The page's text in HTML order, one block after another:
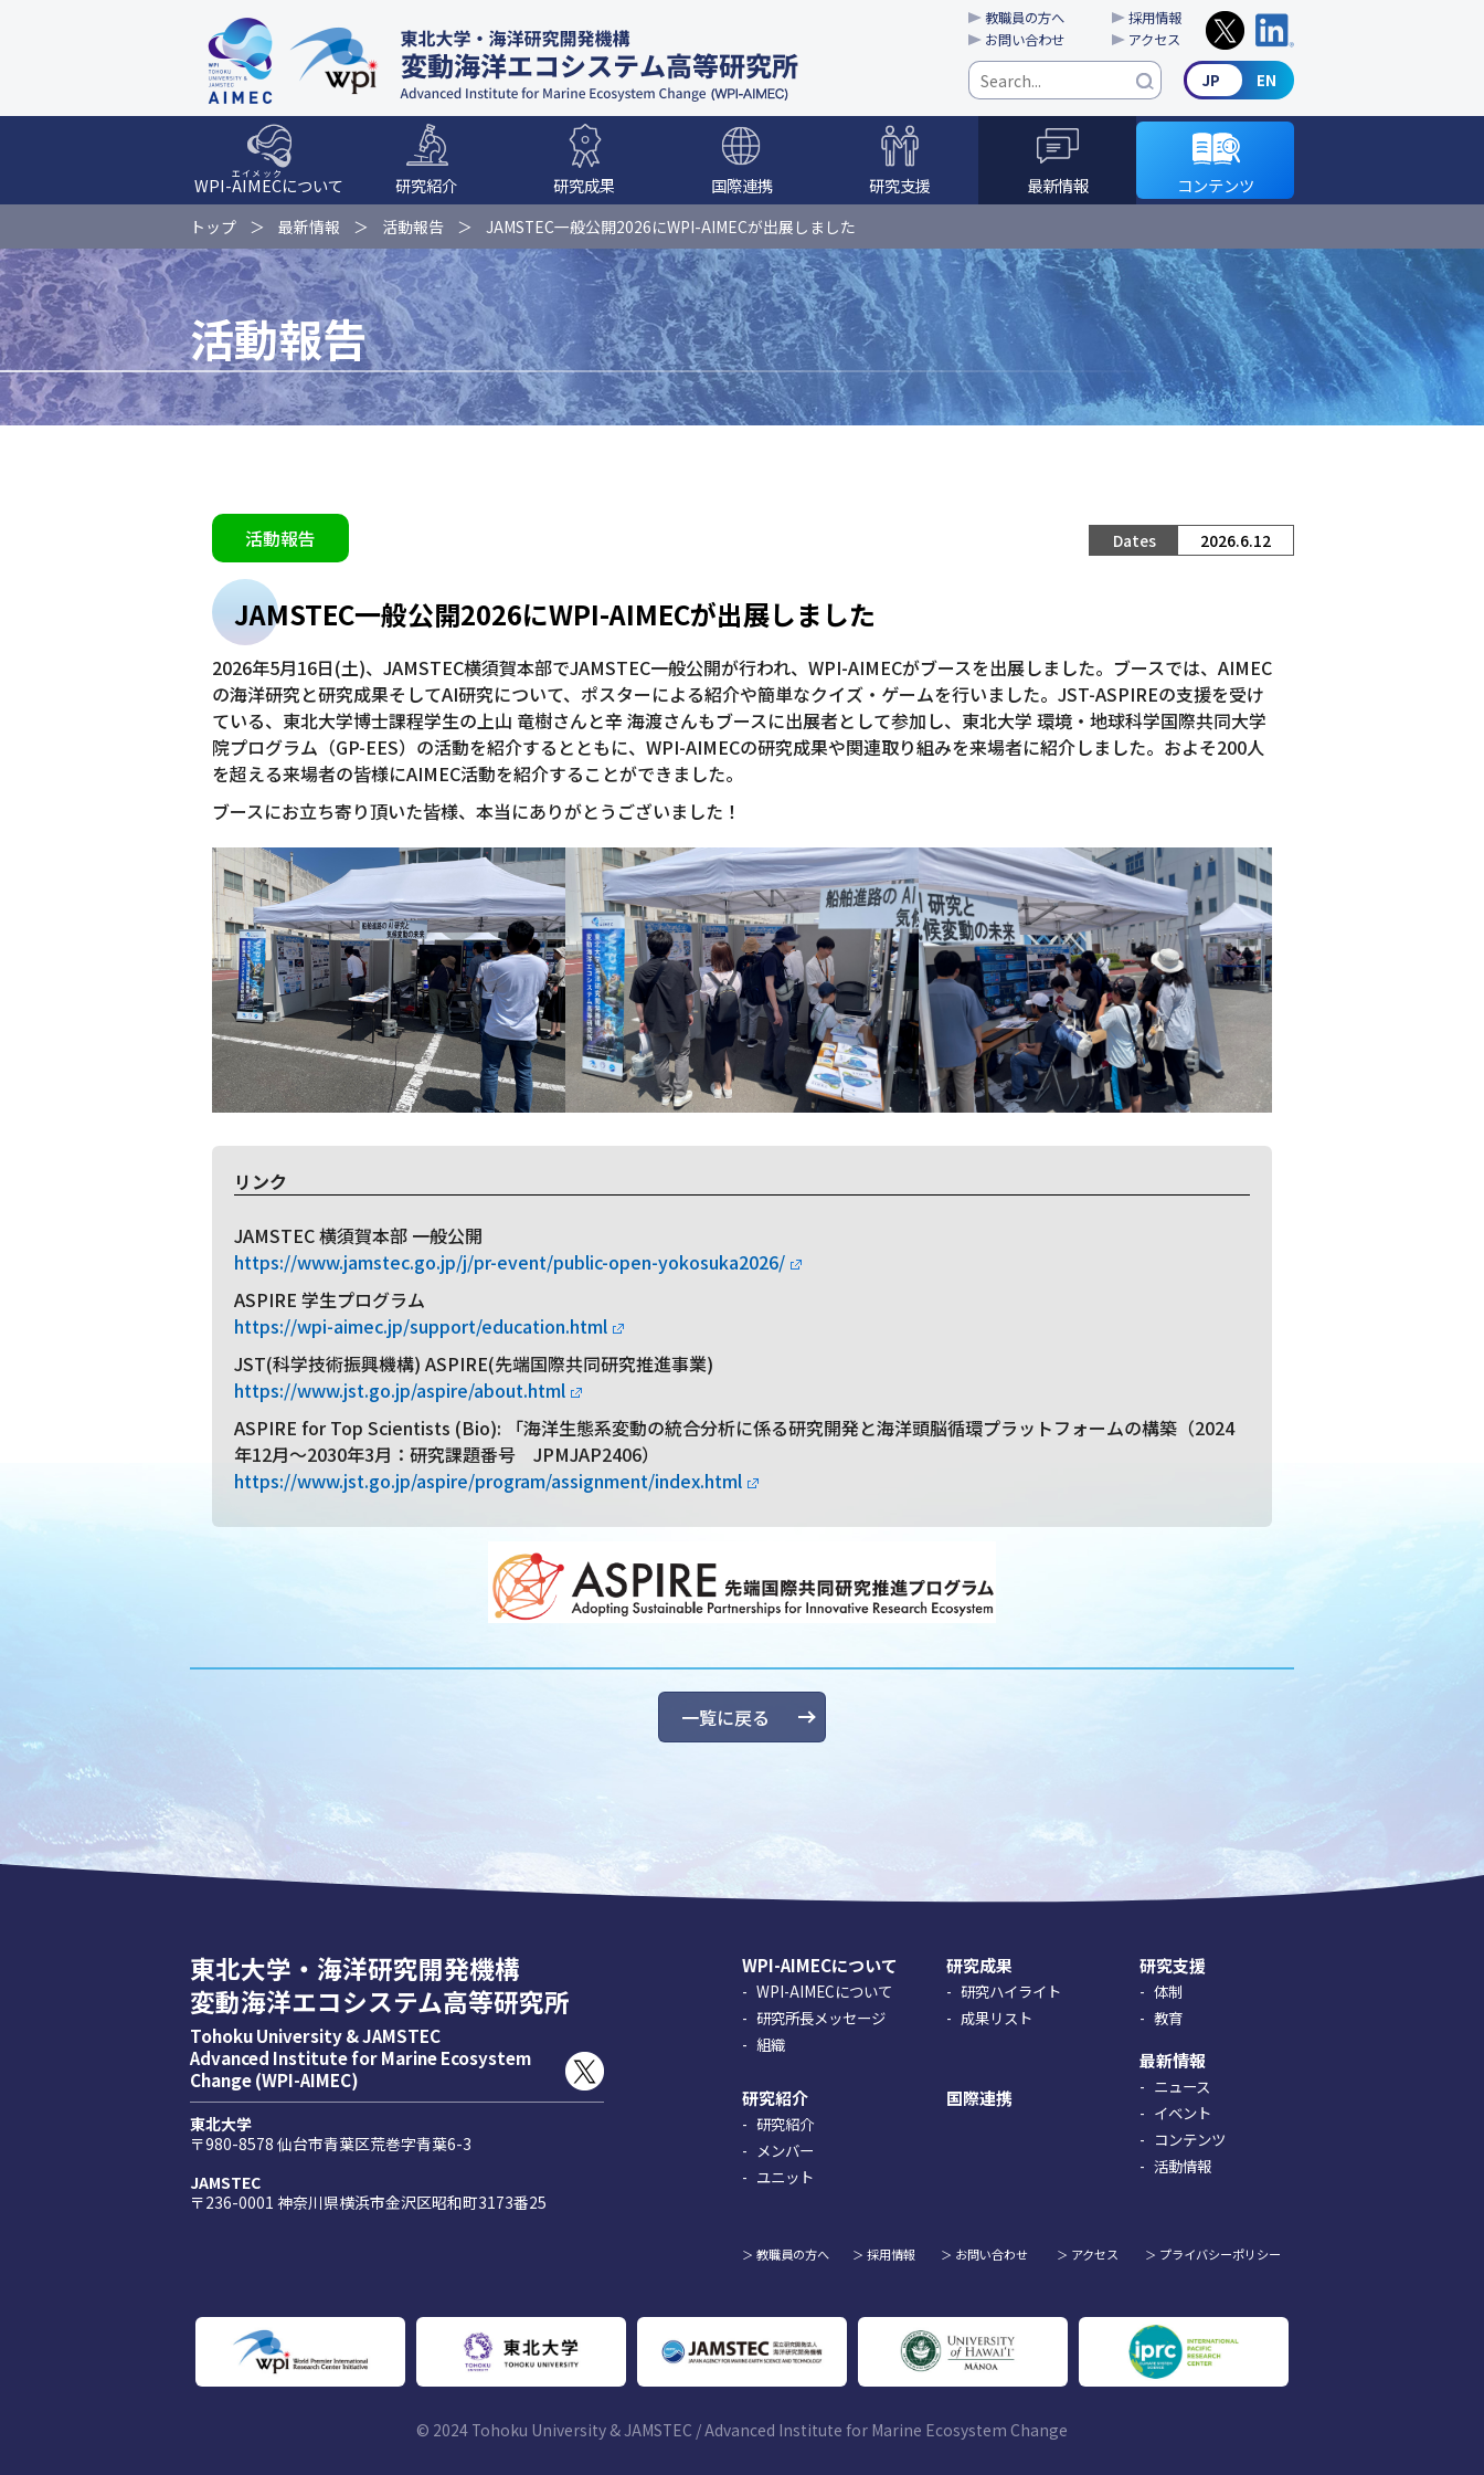
WPI-AIMEC
エイメック
について 研究紹介 研究成果 国際連携 研究支援 最新情報 コンテンツ
教職員の方へ
採用情報
お問い合わせ
アクセス
トップ 最新情報 活動報告 JAMSTEC一般公開2026にWPI-AIMECが出展しました
活動報告
活動報告 2026.6.12
JAMSTEC一般公開2026にWPI-AIMECが出展しました
2026年5月16日(土)、JAMSTEC横須賀本部でJAMSTEC一般公開が行われ、WPI-AIMECがブースを出展しました。ブースでは、AIMEC
の海洋研究と研究成果そしてAI研究について、ポスターによる紹介や簡単なクイズ・ゲームを行いました。JST-ASPIREの支援を受け
ている、東北大学博士課程学生の上山 竜樹さんと辛 海渡さんもブースに出展者として参加し、東北大学 環境・地球科学国際共同大学
院プログラム（GP-EES）の活動を紹介するとともに、WPI-AIMECの研究成果や関連取り組みを来場者に紹介しました。およそ200人
を超える来場者の皆様にAIMEC活動を紹介することができました。
ブースにお立ち寄り頂いた皆様、本当にありがとうございました！
リンク
JAMSTEC 横須賀本部 一般公開
https://www.jamstec.go.jp/j/pr-event/public-open-yokosuka2026/
ASPIRE 学生プログラム
https://wpi-aimec.jp/support/education.html
JST(科学技術振興機構) ASPIRE(先端国際共同研究推進事業)
https://www.jst.go.jp/aspire/about.html
ASPIRE for Top Scientists (Bio): 「海洋生態系変動の統合分析に係る研究開発と海洋頭脳循環プラットフォームの構築（2024
年12月～2030年3月：研究課題番号 JPMJAP2406）
https://www.jst.go.jp/aspire/program/assignment/index.html
一覧に戻る
東北大学・海洋研究開発機構
変動海洋エコシステム高等研究所
Tohoku University & JAMSTEC
Advanced Institute for Marine Ecosystem
Change (WPI-AIMEC)
東北大学
〒980-8578 仙台市青葉区荒巻字青葉6-3
JAMSTEC
〒236-0001 神奈川県横浜市金沢区昭和町3173番25
WPI-AIMECについて
WPI-AIMECについて
研究所長メッセージ
組織
研究紹介
研究紹介
メンバー
ユニット
研究成果
研究ハイライト
成果リスト
国際連携
研究支援
体制
教育
最新情報
ニュース
イベント
コンテンツ
活動情報
教職員の方へ 採用情報 お問い合わせ アクセス プライバシーポリシー
© 2024 Tohoku University & JAMSTEC / Advanced Institute for Marine Ecosystem Change